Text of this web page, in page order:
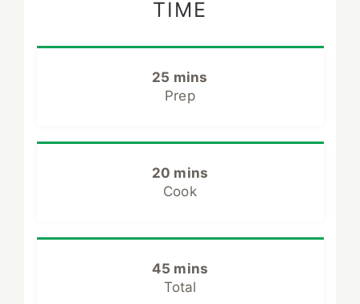
TIME
25 mins
Prep
20 mins
Cook
45 mins
Total